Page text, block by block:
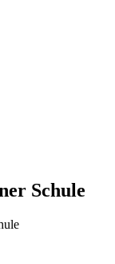
Schule